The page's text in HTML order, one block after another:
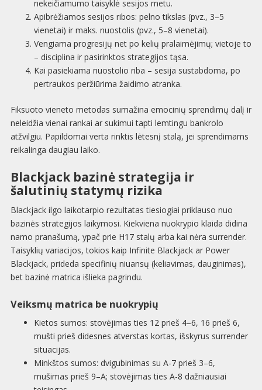
nekeičiamumo taisyklė sesijos metu.
Apibrėžiamos sesijos ribos: pelno tikslas (pvz., 3–5
vienetai) ir maks. nuostolis (pvz., 5–8 vienetai).
Vengiama progresijų net po kelių pralaimėjimų; vietoje to
– disciplina ir pasirinktos strategijos tąsa.
Kai pasiekiama nuostolio riba – sesija sustabdoma, po
pertraukos peržiūrima žaidimo atranka.
Fiksuoto vieneto metodas sumažina emocinių sprendimų dalį ir
neleidžia vienai rankai ar sukimui tapti lemtingu bankrolo
atžvilgiu. Papildomai verta rinktis lėtesnį stalą, jei sprendimams
reikalinga daugiau laiko.
Blackjack bazinė strategija ir
šalutinių statymų rizika
Blackjack ilgo laikotarpio rezultatas tiesiogiai priklauso nuo
bazinės strategijos laikymosi. Kiekviena nuokrypio klaida didina
namo pranašumą, ypač prie H17 stalų arba kai nėra surrender.
Taisyklių variacijos, tokios kaip Infinite Blackjack ar Power
Blackjack, prideda specifinių niuansų (keliavimas, dauginimas),
bet bazinė matrica išlieka pagrindu.
Veiksmų matrica be nuokrypių
Kietos sumos: stovėjimas ties 12 prieš 4–6, 16 prieš 6,
mušti prieš didesnes atverstas kortas, išskyrus surrender
situacijas.
Minkštos sumos: dvigubinimas su A-7 prieš 3–6,
mušimas prieš 9–A; stovėjimas ties A-8 dažniausiai